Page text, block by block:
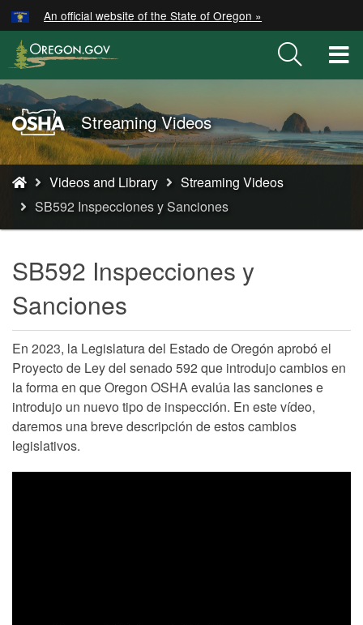
Skip
to
main
content
An official website of the State of Oregon »
Oregon
OSHA
Home
Page
Streaming Videos
You
are
here:
Videos and Library
Streaming Videos
SB592 Inspecciones y Sanciones
SB592 Inspecciones y
Sanciones
En 2023, la Legislatura del Estado de Oregón aprobó el
Proyecto de Ley del senado 592 que introdujo cambios en
la forma en que Oregon OSHA evalúa las sanciones e
introdujo un nuevo tipo de inspección. En este vídeo,
daremos una breve descripción de estos cambios
legislativos.
Hidden Submit